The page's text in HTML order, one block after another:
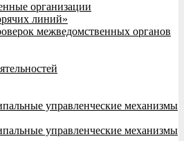
организации
линий»
межведомственных органов
управленческие механизмы
управленческие механизмы